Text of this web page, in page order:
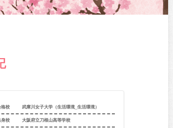
格校 武庫川女子大学（生活環境_生活環境）
身校 大阪府立刀根山高等学校